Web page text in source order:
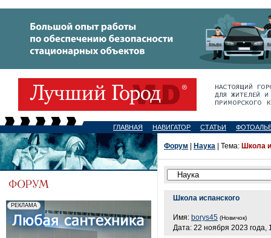
ГЛАВНАЯ НАВИГАТОР СТАТЬИ
Форум Наука | Тема: Школа
Школа испанского
Имя: borys45 (Новичок)
Дата: 22 ноября 2023 года,